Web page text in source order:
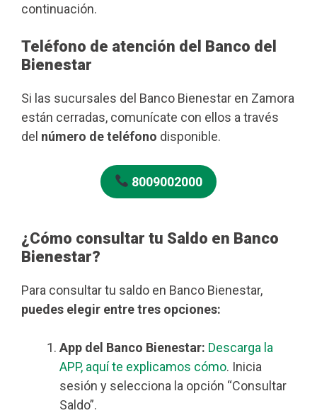
continuación.
Teléfono de atención del Banco del
Bienestar
Si las sucursales del Banco Bienestar en Zamora
están cerradas, comunícate con ellos a través
del número de teléfono disponible.
8009002000
¿Cómo consultar tu Saldo en Banco
Bienestar?
Para consultar tu saldo en Banco Bienestar,
puedes elegir entre tres opciones:
App del Banco Bienestar: Descarga la
APP, aquí te explicamos cómo. Inicia
sesión y selecciona la opción “Consultar
Saldo”.